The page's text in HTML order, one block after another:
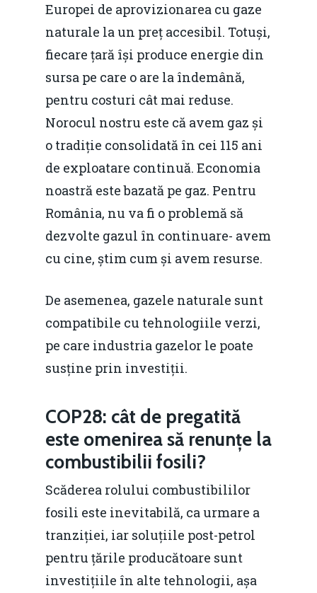
Europei de aprovizionarea cu gaze
naturale la un preț accesibil. Totuși,
fiecare țară își produce energie din
sursa pe care o are la îndemână,
pentru costuri cât mai reduse.
Norocul nostru este că avem gaz și
o tradiție consolidată în cei 115 ani
de exploatare continuă. Economia
noastră este bazată pe gaz. Pentru
România, nu va fi o problemă să
dezvolte gazul în continuare- avem
cu cine, știm cum și avem resurse.
De asemenea, gazele naturale sunt
compatibile cu tehnologiile verzi,
pe care industria gazelor le poate
susține prin investiții.
COP28: cât de pregatită
este omenirea să renunțe la
combustibilii fosili?
Scăderea rolului combustibililor
fosili este inevitabilă, ca urmare a
tranziției, iar soluțiile post-petrol
pentru țările producătoare sunt
investițiile în alte tehnologii, așa